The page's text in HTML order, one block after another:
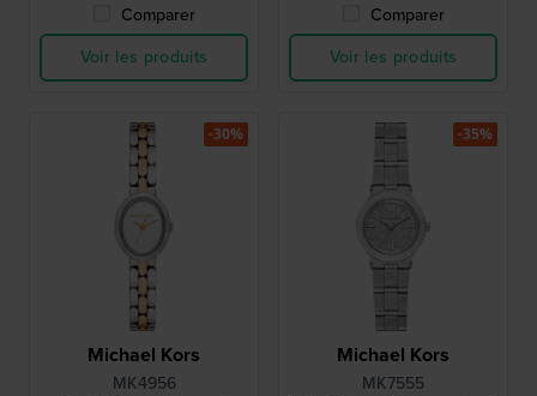
Comparer
Voir les produits
Comparer
Voir les produits
Michael Kors
MK4956
-30%
Michael Kors
MK7555
-35%